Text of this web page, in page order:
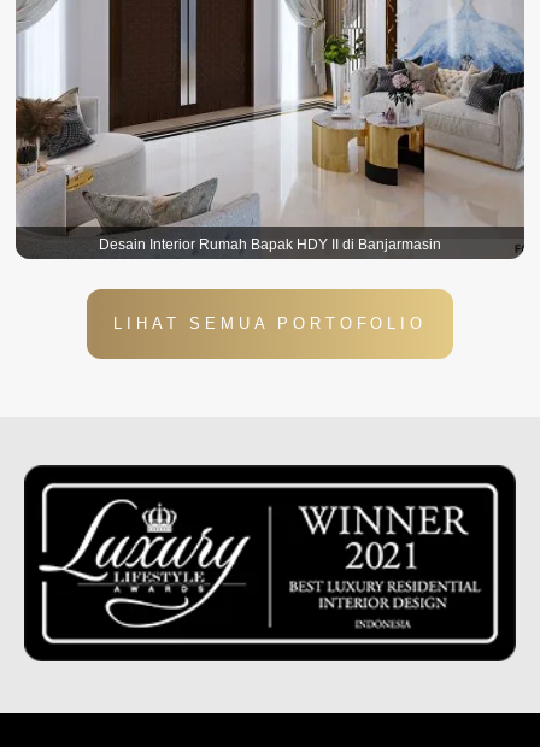
Desain Interior Rumah Bapak HDY II di Banjarmasin
LIHAT SEMUA PORTOFOLIO